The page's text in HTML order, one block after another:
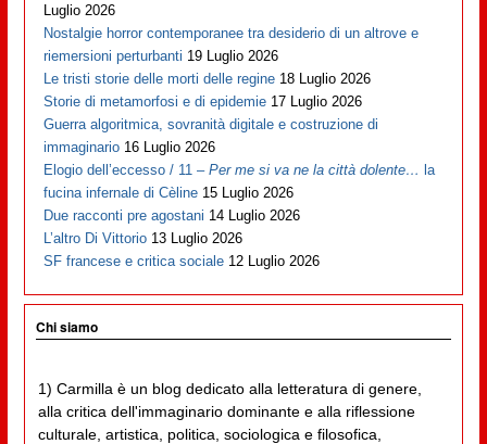
Luglio 2026
Nostalgie horror contemporanee tra desiderio di un altrove e
riemersioni perturbanti 19 Luglio 2026
Le tristi storie delle morti delle regine 18 Luglio 2026
Storie di metamorfosi e di epidemie 17 Luglio 2026
Guerra algoritmica, sovranità digitale e costruzione di
immaginario 16 Luglio 2026
Elogio dell’eccesso / 11 –Per me si va ne la città dolente… la
fucina infernale di Cèline 15 Luglio 2026
Due racconti pre agostani 14 Luglio 2026
L’altro Di Vittorio 13 Luglio 2026
SF francese e critica sociale 12 Luglio 2026
Chi siamo
1) Carmilla è un blog dedicato alla letteratura di genere,
alla critica dell'immaginario dominante e alla riflessione
culturale, artistica, politica, sociologica e filosofica,